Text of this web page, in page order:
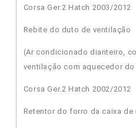
Corsa Ger.2 Hatch 2003/2012
Rebite do duto de ventilação
(Ar condicionado dianteiro,
ventilação com aquecedor do
Corsa Ger.2 Hatch 2002/2012
Retentor do forro da caixa de